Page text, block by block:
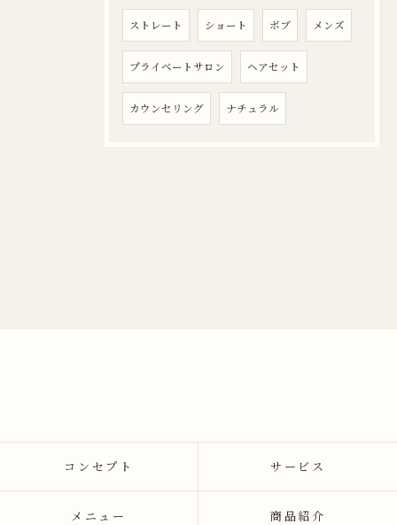
ストレート ショート ボブ メンズ
プライベートサロン ヘアセット
カウンセリング ナチュラル
コンセプト サービス
メニュー 商品紹介